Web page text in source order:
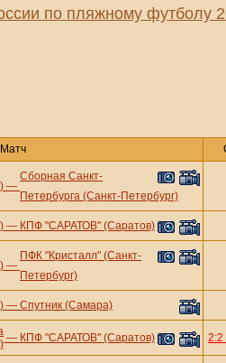
по пляжному футболу
Матч
—
Сборная Санкт-
Петербурга (Санкт-Петербург)
— КПФ "САРАТОВ" (Саратов)
—
ПФК "Кристалл" (Санкт-
Петербург)
— Спутник (Самара)
— КПФ "САРАТОВ" (Саратов) 2:2